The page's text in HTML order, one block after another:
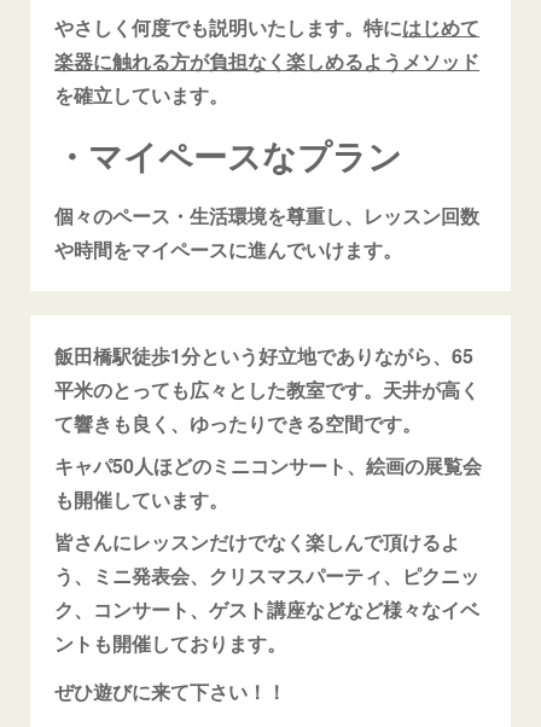
やさしく何度でも説明いたします。特にはじめて
楽器に触れる方が負担なく楽しめるようメソッド
を確立しています。
・マイペースなプラン
個々のペース・生活環境を尊重し、レッスン回数
や時間をマイペースに進んでいけます。
飯田橋駅徒歩1分という好立地でありながら、65
平米のとっても広々とした教室です。天井が高く
て響きも良く、ゆったりできる空間です。
キャパ50人ほどのミニコンサート、絵画の展覧会
も開催しています。
皆さんにレッスンだけでなく楽しんで頂けるよ
う、ミニ発表会、クリスマスパーティ、ピクニッ
ク、コンサート、ゲスト講座などなど様々なイベ
ントも開催しております。
ぜひ遊びに来て下さい！！